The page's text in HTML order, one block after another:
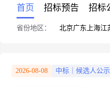
首页 招标预告 招标
省份地区： 北京广东 上海江
2026-08-08 中标｜候选人公示